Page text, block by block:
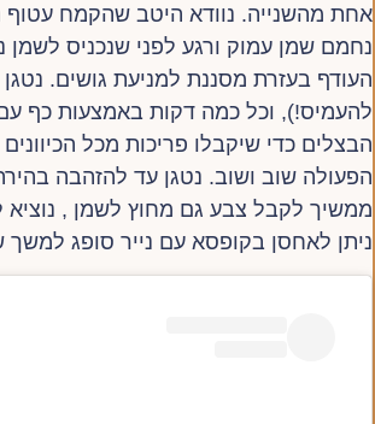
אחת מהשנייה. נוודא היטב שהקמח עטוף
נחמם שמן עמוק ורגע לפני שנכניס
העודף בעזרת מסננת למניעת גושים.
להעמיס!), וכל כמה דקות באמצעות כף
הבצלים כדי שיקבלו פריכות מכל הכיוונים
הפעולה שוב ושוב. נטגן עד להזהבה
ממשיך לקבל צבע גם מחוץ לשמן , נוציא
ניתן לאחסן בקופסא עם נייר סופג